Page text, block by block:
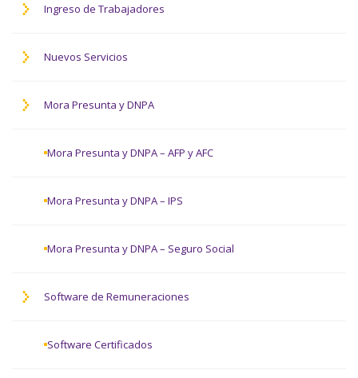
Ingreso de Trabajadores
Nuevos Servicios
Mora Presunta y DNPA
Mora Presunta y DNPA – AFP y AFC
Mora Presunta y DNPA – IPS
Mora Presunta y DNPA – Seguro Social
Software de Remuneraciones
Software Certificados